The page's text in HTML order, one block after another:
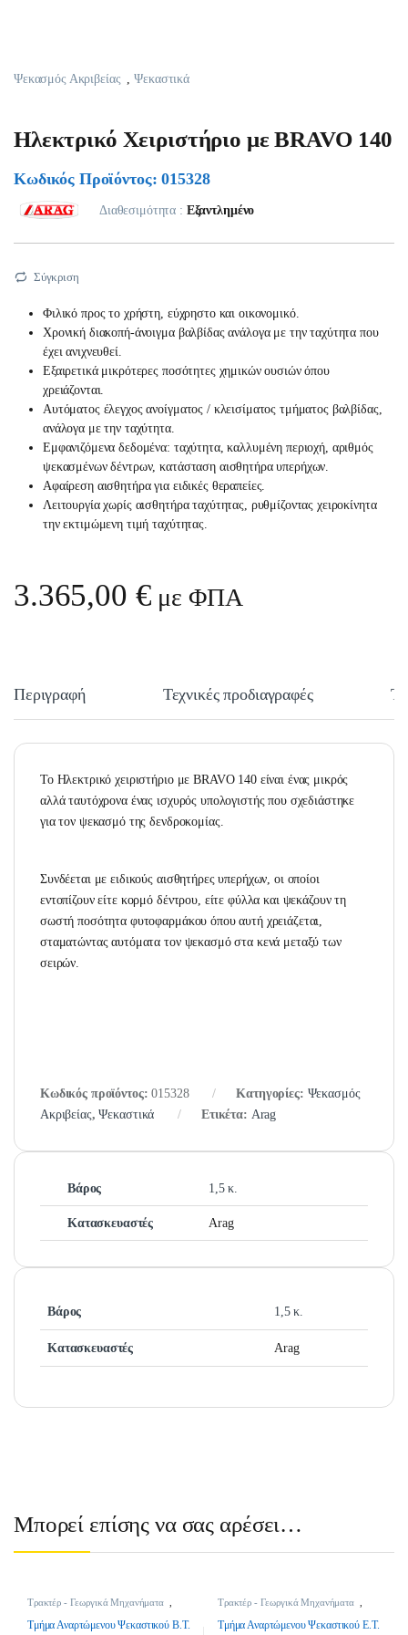
Ψεκασμός Ακριβείας ,Ψεκαστικά
Ηλεκτρικό Χειριστήριο με BRAVO 140
Κωδικός Προϊόντος: 015328
Διαθεσιμότητα : Εξαντλημένο
Σύγκριση
Φιλικό προς το χρήστη, εύχρηστο και οικονομικό.
Χρονική διακοπή-άνοιγμα βαλβίδας ανάλογα με την ταχύτητα που
έχει ανιχνευθεί.
Εξαιρετικά μικρότερες ποσότητες χημικών ουσιών όπου
χρειάζονται.
Αυτόματος έλεγχος ανοίγματος / κλεισίματος τμήματος βαλβίδας,
ανάλογα με την ταχύτητα.
Εμφανιζόμενα δεδομένα: ταχύτητα, καλλυμένη περιοχή, αριθμός
ψεκασμένων δέντρων, κατάσταση αισθητήρα υπερήχων.
Αφαίρεση αισθητήρα για ειδικές θεραπείες.
Λειτουργία χωρίς αισθητήρα ταχύτητας, ρυθμίζοντας χειροκίνητα
την εκτιμώμενη τιμή ταχύτητας.
3.365,00 € με ΦΠΑ
Περιγραφή Τεχνικές προδιαγραφές
Το Ηλεκτρικό χειριστήριο με BRAVO 140 είναι ένας μικρός
αλλά ταυτόχρονα ένας ισχυρός υπολογιστής που σχεδιάστηκε
για τον ψεκασμό της δενδροκομίας.
Συνδέεται με ειδικούς αισθητήρες υπερήχων, οι οποίοι
εντοπίζουν είτε κορμό δέντρου, είτε φύλλα και ψεκάζουν τη
σωστή ποσότητα φυτοφαρμάκου όπου αυτή χρειάζεται,
σταματώντας αυτόματα τον ψεκασμό στα κενά μεταξύ των
σειρών.
Κωδικός προϊόντος:015328 Κατηγορίες: Ψεκασμός
Ακριβείας,Ψεκαστικά Ετικέτα: Arag
Βάρος 1,5 κ.
Κατασκευαστές Arag
Βάρος 1,5 κ.
Κατασκευαστές Arag
Μπορεί επίσης να σας αρέσει…
Τρακτέρ - Γεωργικά Μηχανήματα
για Τρακτέρ
Τμήμα Αναρτώμενου Ψεκαστικού Β.Τ.
Τρακτέρ - Γεωργικά Μηχανήματα
για Τρακτέρ
Τμήμα Αναρτώμενου Ψεκαστικού Ε.Τ.